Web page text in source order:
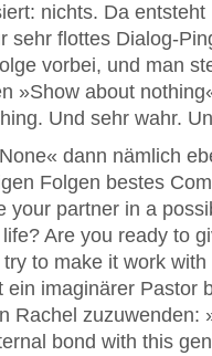
nichts. Da
sehr flottes Dialog-
vorbei, und man
»Show about
Und sehr wahr.
dann nämlich
Folgen bestes
your partner in a
Are you ready to
to make it work
ein imaginärer Pastor
Rachel zuzuwenden:
bond with this